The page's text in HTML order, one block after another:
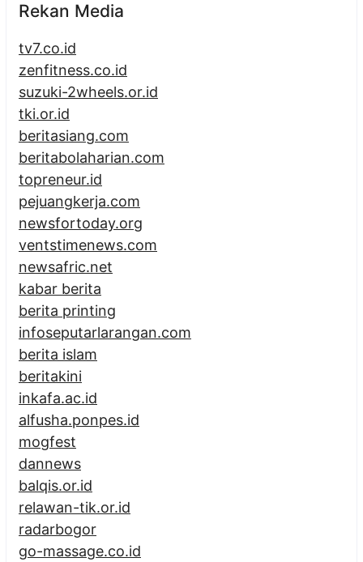
Rekan Media
tv7.co.id
zenfitness.co.id
suzuki-2wheels.or.id
tki.or.id
beritasiang.com
beritabolaharian.com
topreneur.id
pejuangkerja.com
newsfortoday.org
ventstimenews.com
newsafric.net
kabar berita
berita printing
infoseputarlarangan.com
berita islam
beritakini
inkafa.ac.id
alfusha.ponpes.id
mogfest
dannews
balqis.or.id
relawan-tik.or.id
radarbogor
go-massage.co.id